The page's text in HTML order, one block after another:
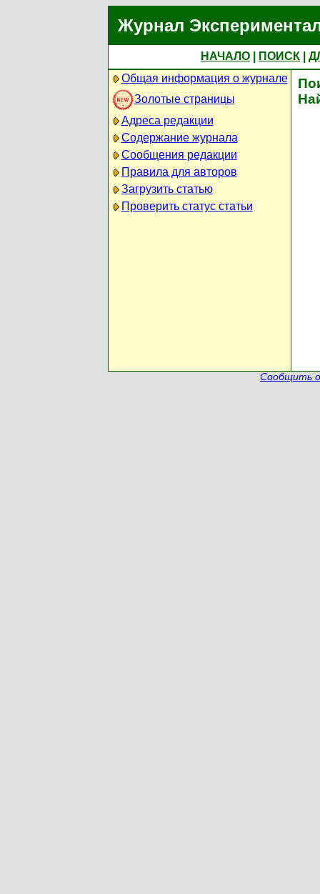
Журнал
НАЧАЛО ПОИСК
Общая информация о журнале
Золотые страницы
Адреса редакции
Содержание журнала
Сообщения редакции
Правила для авторов
Загрузить статью
Проверить статус статьи
Сообщить о